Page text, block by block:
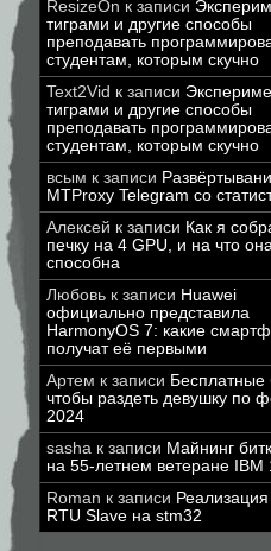
ResizeOn к записи
тиграми и другие способы
преподавать
студентам, которым скучно
Text2Vid к записи
тиграми и другие способы
преподавать
студентам, которым скучно
всым к записи
MTProxy Telegram со
Алексей к записи Как я
печку на 4 GPU, и на что
способна
Любовь к записи Huawei
официально представила
HarmonyOS 7: какие
получат её первыми
Артем к записи Бесплатные
чтобы раздеть девушку по
2024
sasha к записи Майнинг
на 55-летнем ветеране IBM
Roman к записи
RTU Slave на stm32